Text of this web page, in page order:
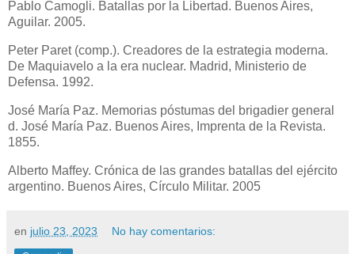
Pablo Camogli. Batallas por la Libertad. Buenos Aires,
Aguilar. 2005.
Peter Paret (comp.). Creadores de la estrategia moderna.
De Maquiavelo a la era nuclear. Madrid, Ministerio de
Defensa. 1992.
José María Paz. Memorias póstumas del brigadier general
d. José María Paz. Buenos Aires, Imprenta de la Revista.
1855.
Alberto Maffey. Crónica de las grandes batallas del ejército
argentino. Buenos Aires, Círculo Militar. 2005
en julio 23, 2023 No hay comentarios: